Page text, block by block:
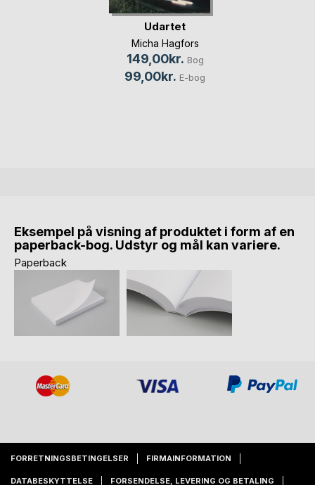
Udartet
Micha Hagfors
149,00kr. Bog
99,00kr. E-bog
Eksempel på visning af produktet i form af en
paperback-bog. Udstyr og mål kan variere.
Paperback
FORRETNINGSBETINGELSER FIRMAINFORMATION
DATABESKYTTELSE FORSENDELSE, LEVERING OG BETALING